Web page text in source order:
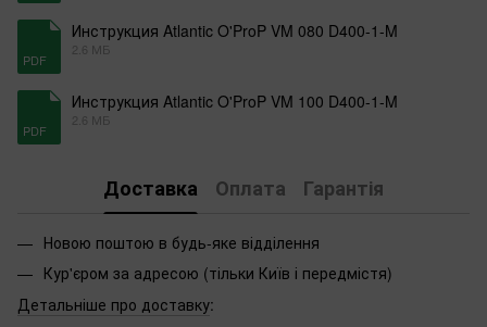
PDF
Инструкция Atlantic O'ProP VM 080 D400-1-M
2.6 МБ
PDF
Инструкция Atlantic O'ProP VM 100 D400-1-M
2.6 МБ
Доставка Оплата Гарантія
Новою поштою в будь-яке відділення
Кур'єром за адресою (тільки Київ і передмістя)
Детальніше про доставку: